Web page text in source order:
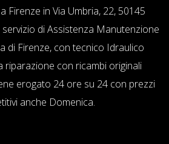
Firenze in Via Umbria, 22, 50145
di Assistenza Manutenzione
di Firenze, con tecnico Idraulico
riparazione con ricambi originali
erogato 24 ore su 24 con prezzi
anche Domenica.